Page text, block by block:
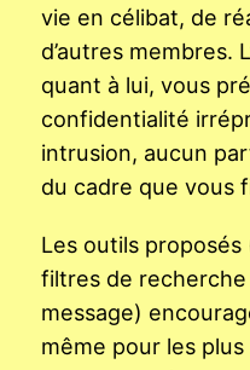
vie en célibat, de
d’autres membres.
quant à lui, vous
confidentialité
intrusion, aucun
du cadre que vous
Les outils
filtres de
message)
même pour les